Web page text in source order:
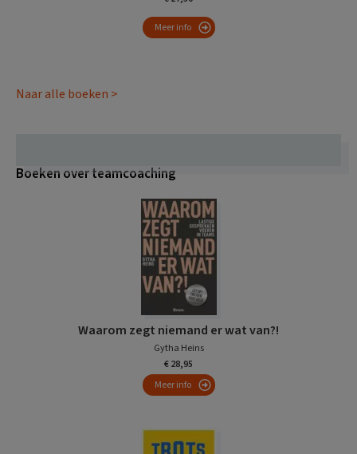
Meer info
Naar alle boeken >
Boeken over teamcoaching
Waarom zegt niemand er wat van?!
Gytha Heins
€ 28,95
Meer info